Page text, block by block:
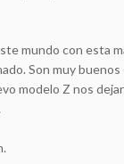
mundo con esta
Son muy
modelo Z nos